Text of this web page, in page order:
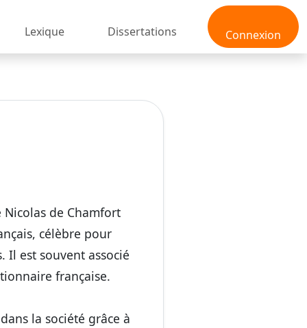
Connexion
Lexique Dissertations
Nicolas de Chamfort
célèbre pour
Il est souvent associé
française.
la société grâce à